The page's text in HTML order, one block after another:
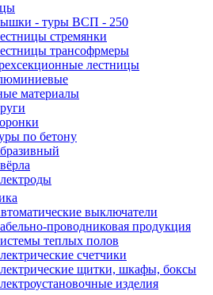
- туры ВСП - 250
стремянки
трансофрмеры
лестницы
материалы
по бетону
выключатели
проводниковая продукция
теплых полов
счетчики
щитки, шкафы, боксы
изделия